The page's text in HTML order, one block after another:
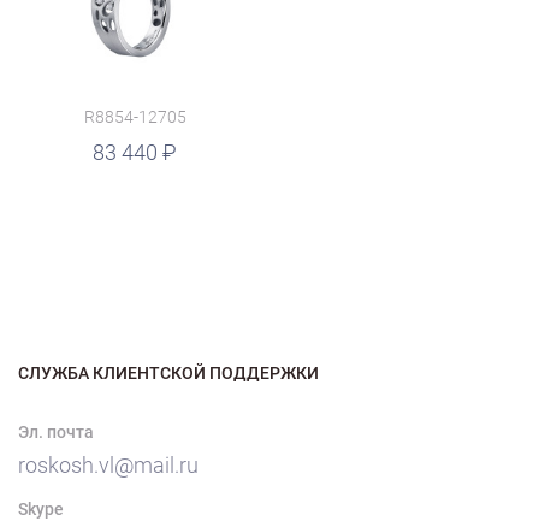
R8854-12705
83 440
СЛУЖБА КЛИЕНТСКОЙ ПОДДЕРЖКИ
Эл. почта
roskosh.vl@mail.ru
Skype